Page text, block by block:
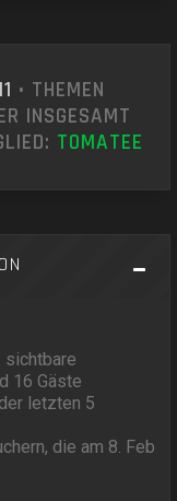
• THEMEN
INSGESAMT
T0MATEE
sichtbare
16 Gäste
letzten 5
die am 8. Feb